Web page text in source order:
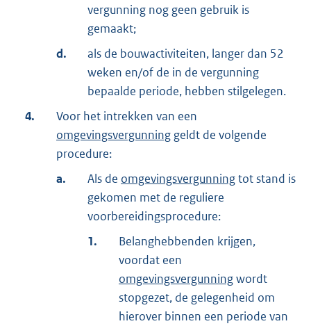
vergunning nog geen gebruik is
gemaakt;
d.
als de bouwactiviteiten, langer dan 52
weken en/of de in de vergunning
bepaalde periode, hebben stilgelegen.
4.
Voor het intrekken van een
omgevingsvergunning geldt de volgende
procedure:
a.
Als de omgevingsvergunningtot stand is
gekomen met de reguliere
voorbereidingsprocedure:
1.
Belanghebbenden krijgen,
voordat een
omgevingsvergunningwordt
stopgezet, de gelegenheid om
hierover binnen een periode van